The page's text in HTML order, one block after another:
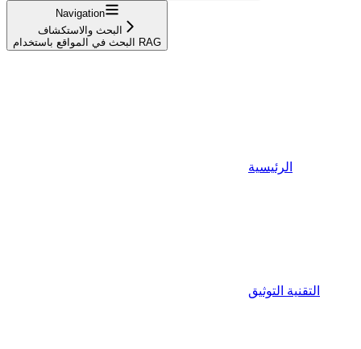
Navigation
البحث والاستكشاف
البحث في المواقع باستخدام RAG
الرئيسية
التقنية التوثيق